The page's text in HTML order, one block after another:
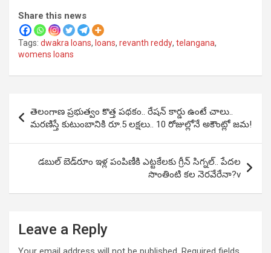
Share this news
Tags: dwakra loans, loans, revanth reddy, telangana,
womens loans
navigation
తెలంగాణ ప్రభుత్వం కొత్త పథకం.. రేషన్ కార్డు ఉంటే చాలు..
మరణిస్తే కుటుంబానికి రూ.5 లక్షలు.. 10 రోజుల్లోనే అకౌంట్లో జమ!
డబుల్ బెడ్‌రూం ఇళ్ల పంపిణీకి ఎట్టకేలకు గ్రీన్ సిగ్నల్.. పేదల
సొంతింటి కల నెరవేరేనా?v
Leave a Reply